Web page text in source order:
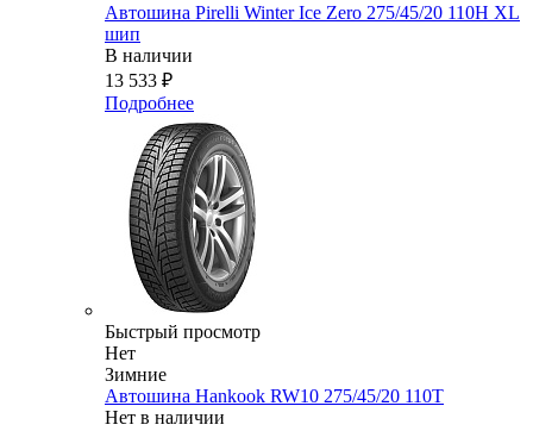
Автошина Pirelli Winter Ice Zero 275/45/20 110H XL
шип
В наличии
13 533 ₽
Подробнее
Быстрый просмотр
Нет
Зимние
Автошина Hankook RW10 275/45/20 110T
Нет в наличии